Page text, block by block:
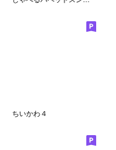
ちいかわ４